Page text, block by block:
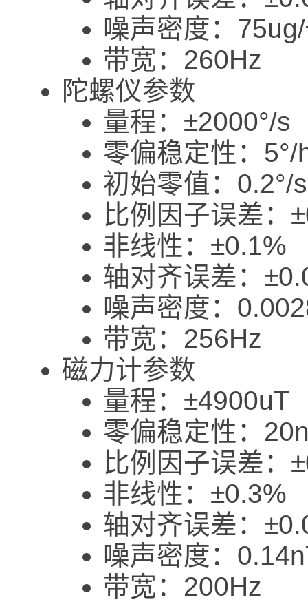
噪声密度：
带宽：260Hz
陀螺仪参数
量程：±2000°/s
零偏稳定性：5°/
初始零值：0.2°/s
比例因子误差：
非线性：±0.1%
轴对齐误差：
噪声密度：
带宽：256Hz
磁力计参数
量程：±4900uT
零偏稳定性：
比例因子误差：
非线性：±0.3%
轴对齐误差：
噪声密度：
带宽：200Hz